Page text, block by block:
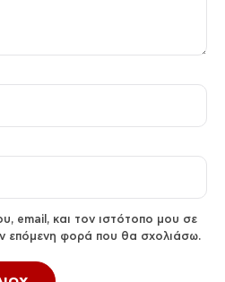
email, και τον ιστότοπο μου σε
επόμενη φορά που θα σχολιάσω.